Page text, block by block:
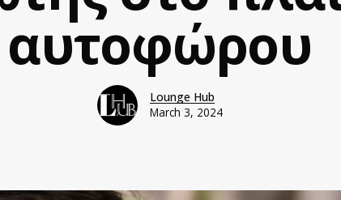
αυτοφώρου
Lounge Hub
March 3, 2024